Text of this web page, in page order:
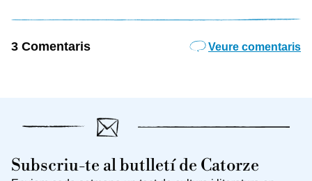
3 Comentaris Veure comentaris
Subscriu-te al butlletí de Catorze